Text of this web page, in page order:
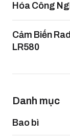
Hóa Công
Cảm Biến
LR580
Danh mục
Bao bì